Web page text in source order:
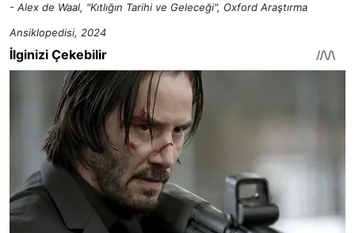
- Alex de Waal, "Kıtlığın Tarihi ve Geleceği", Oxford Araştırma
Ansiklopedisi, 2024